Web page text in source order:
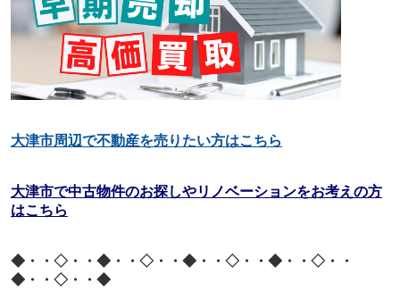
大津市周辺で不動産を売りたい方はこちら
大津市で中古物件のお探しやリノベーションをお考えの方
はこちら
◆・・◇・・◆・・◇・・◆・・◇・・◆・・◇・・
◆・・◇・・◆